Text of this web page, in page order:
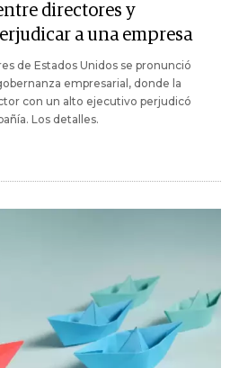
directores y
a una empresa
de Estados Unidos se pronunció
empresarial, donde la
con un alto ejecutivo perjudicó
Los detalles.